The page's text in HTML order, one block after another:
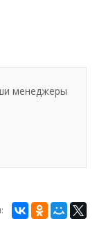
менеджеры